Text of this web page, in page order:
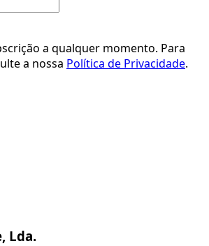
a qualquer momento. Para
a nossa Política de Privacidade.
Lda.